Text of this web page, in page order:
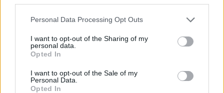
Please note that this website/app uses one or more Google
not limited to your visit or usage behaviour. You may click to
grant or deny consent to Google and its third-party tags to
use your data for below specified purposes in below Google
consent section.
Personal Data Processing Opt Outs
I want to opt-out of the Sharing of my
personal data.
Opted In
I want to opt-out of the Sale of my
Personal Data.
Opted In